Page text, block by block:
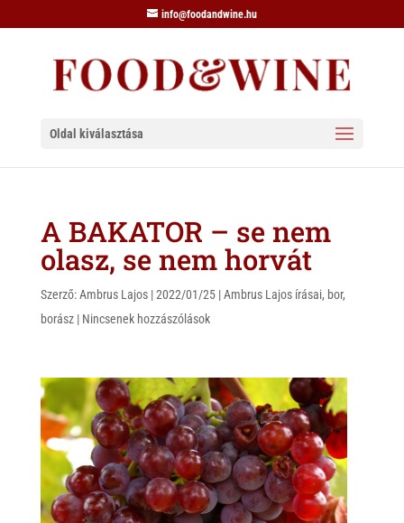
info@foodandwine.hu
Oldal kiválasztása
A BAKATOR – se nem
olasz, se nem horvát
Szerző:Ambrus Lajos|2022/01/25|Ambrus Lajos írásai, bor,
borász| Nincsenek hozzászólások